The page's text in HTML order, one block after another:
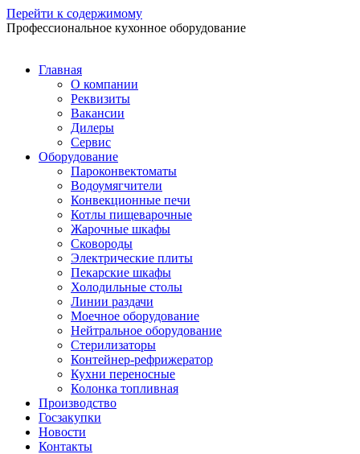
Перейти к содержимому
Профессиональное кухонное оборудование
Главная
О компании
Реквизиты
Вакансии
Дилеры
Сервис
Оборудование
Пароконвектоматы
Водоумягчители
Конвекционные печи
Котлы пищеварочные
Жарочные шкафы
Сковороды
Электрические плиты
Пекарские шкафы
Холодильные столы
Линии раздачи
Моечное оборудование
Нейтральное оборудование
Стерилизаторы
Контейнер-рефрижератор
Кухни переносные
Колонка топливная
Производство
Госзакупки
Новости
Контакты